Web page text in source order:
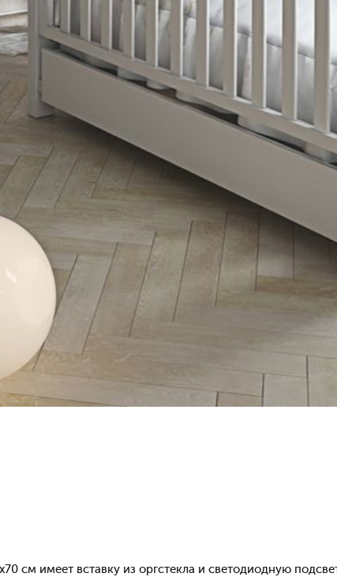
см имеет вставку из оргстекла и светодиодную